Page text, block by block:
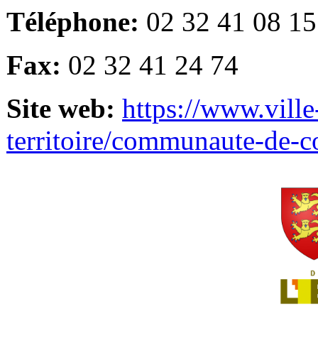
Téléphone: 02 32 41 08 15
Fax: 02 32 41 24 74
Site web: https://
territoire/communaute-de-